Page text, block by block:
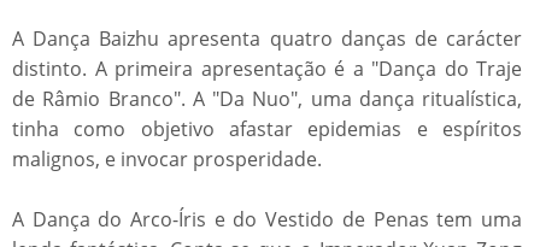
A Dança Baizhu apresenta quatro danças de carácter
distinto. A primeira apresentação é a "Dança do Traje
de Râmio Branco". A "Da Nuo", uma dança ritualística,
tinha como objetivo afastar epidemias e espíritos
malignos, e invocar prosperidade.
A Dança do Arco-Íris e do Vestido de Penas tem uma